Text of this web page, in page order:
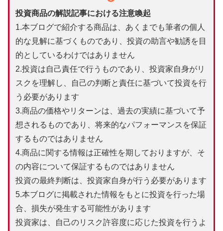
投資商品の解説記事における注意喚起
1.本ブログで紹介する商品は、あくまでも筆者の個人
的な見解に基づくものであり、投資の助言や勧誘を目
的としているわけではありません
2.投資は自己責任で行うものであり、投資家自身がリ
スクを理解し、自己の判断と責任に基づいて投資を行
う必要があります
3.商品の価格やリターンは、過去の実績に基づいて予
想されるものであり、将来的なパフォーマンスを保証
するものではありません
4.商品に関する情報は正確性を期しておりますが、そ
の内容について保証するものではありません
投資の最終判断は、投資家自身が行う必要があります
5.本ブログに掲載された情報をもとに投資を行った場
合、損失が発生する可能性があります
投資家は、自己のリスク許容度に応じた投資を行うよ